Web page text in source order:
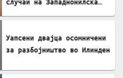
Уапсени двајца осомничени
за разбојништво во Илинден